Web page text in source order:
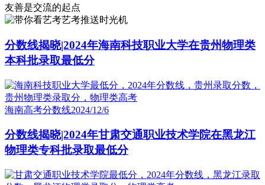
友善是交流的起点
艺考推送时光机
分数线揭晓|2024年海南科技职业大学在贵州物理类
本科批录取最低分
海南高考分数线2024/12/6
分数线揭晓|2024年甘肃交通职业技术学院在黑龙江
物理类专科批录取最低分